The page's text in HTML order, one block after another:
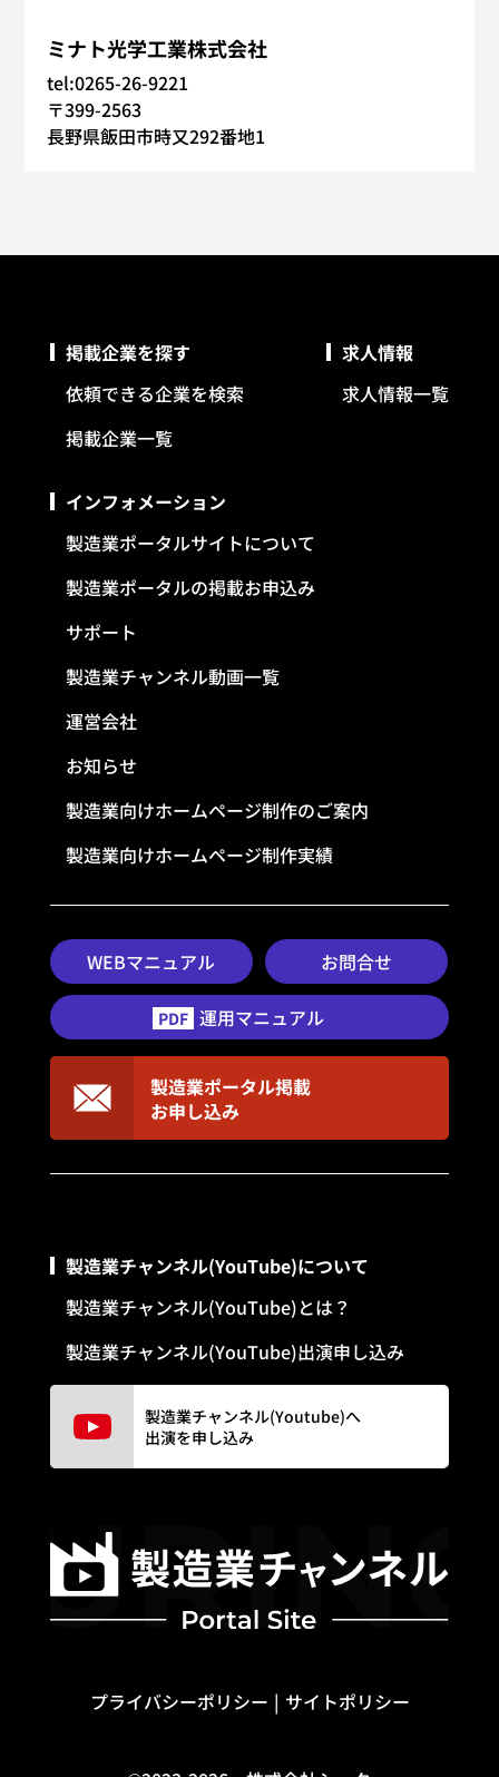
ミナト光学工業株式会社
tel:0265-26-9221
〒399-2563
長野県飯田市時又292番地1
掲載企業を探す
依頼できる企業を検索
掲載企業一覧
求人情報
求人情報一覧
インフォメーション
製造業ポータルサイトについて
製造業ポータルの掲載お申込み
サポート
製造業チャンネル動画一覧
運営会社
お知らせ
製造業向けホームページ制作のご案内
製造業向けホームページ制作実績
WEBマニュアル お問合せ
PDF 運用マニュアル
製造業ポータル掲載
お申し込み
製造業チャンネル(YouTube)について
製造業チャンネル(YouTube)とは？
製造業チャンネル(YouTube)出演申し込み
製造業チャンネル(Youtube)へ
出演を申し込み
プライバシーポリシー サイトポリシー